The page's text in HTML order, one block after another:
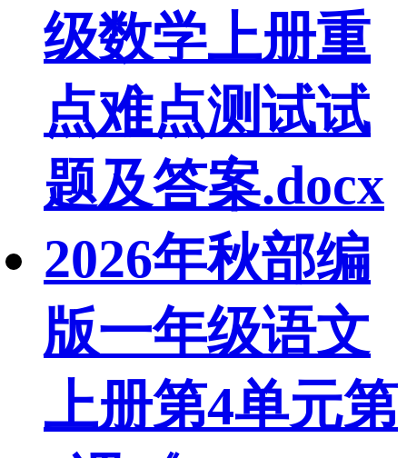
级数学上册重
点难点测试试
题及答案.docx
2026年秋部编
版一年级语文
上册第4单元第